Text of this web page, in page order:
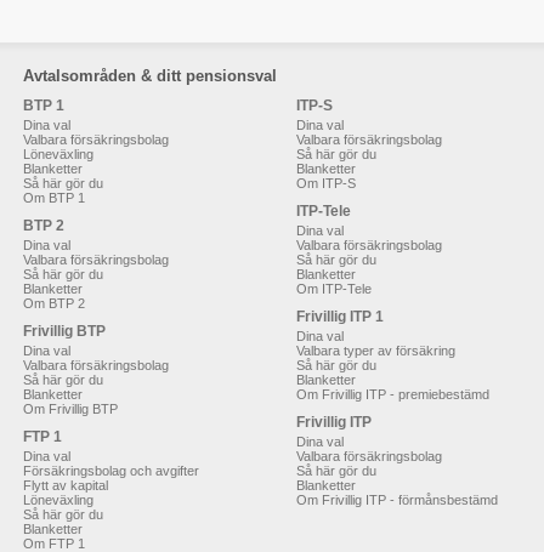
Avtalsområden & ditt pensionsval
BTP 1
Dina val
Valbara försäkringsbolag
Löneväxling
Blanketter
Så här gör du
Om BTP 1
BTP 2
Dina val
Valbara försäkringsbolag
Så här gör du
Blanketter
Om BTP 2
Frivillig BTP
Dina val
Valbara försäkringsbolag
Så här gör du
Blanketter
Om Frivillig BTP
FTP 1
Dina val
Försäkringsbolag och avgifter
Flytt av kapital
Löneväxling
Så här gör du
Blanketter
Om FTP 1
ITP-S
Dina val
Valbara försäkringsbolag
Så här gör du
Blanketter
Om ITP-S
ITP-Tele
Dina val
Valbara försäkringsbolag
Så här gör du
Blanketter
Om ITP-Tele
Frivillig ITP 1
Dina val
Valbara typer av försäkring
Så här gör du
Blanketter
Om Frivillig ITP - premiebestämd
Frivillig ITP
Dina val
Valbara försäkringsbolag
Så här gör du
Blanketter
Om Frivillig ITP - förmånsbestämd